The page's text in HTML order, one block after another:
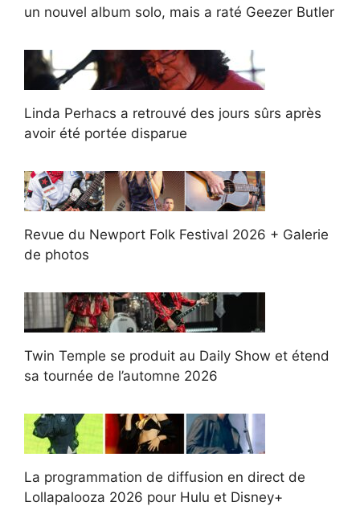
un nouvel album solo, mais a raté Geezer Butler
Linda Perhacs a retrouvé des jours sûrs après
avoir été portée disparue
Revue du Newport Folk Festival 2026 + Galerie
de photos
Twin Temple se produit au Daily Show et étend
sa tournée de l’automne 2026
La programmation de diffusion en direct de
Lollapalooza 2026 pour Hulu et Disney+